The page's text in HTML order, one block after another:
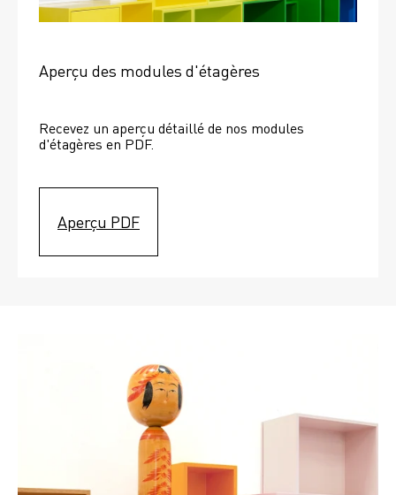
Aperçu des modules d'étagères
Recevez un aperçu détaillé de nos modules
d'étagères en PDF.
Aperçu PDF